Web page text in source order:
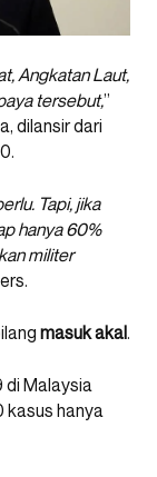
Angkatan Laut,
tersebut,”
dilansir dari
Tapi, jika
hanya 60%
militer
masuk akal.
di Malaysia
kasus hanya